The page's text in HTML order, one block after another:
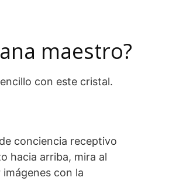
maestro?
con este cristal.
conciencia receptivo
hacia arriba, mira al
con la